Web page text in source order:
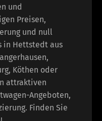
und
Preisen,
und null
in Hettstedt aus
Köthen oder
attraktiven
Angeboten,
Finden Sie